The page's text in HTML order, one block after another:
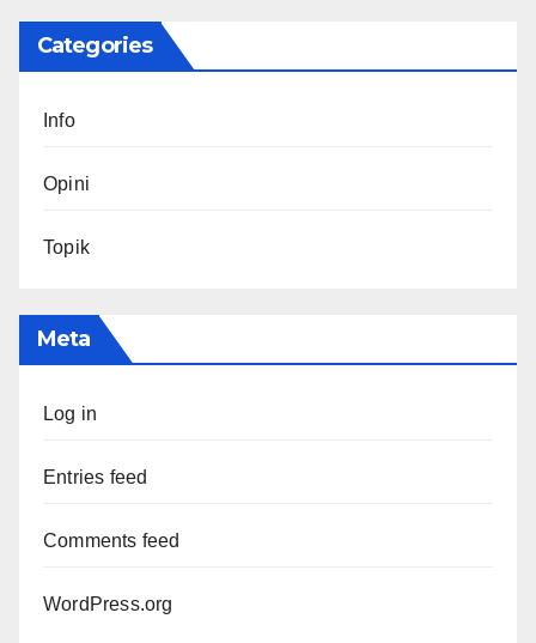
Categories
Info
Opini
Topik
Meta
Log in
Entries feed
Comments feed
WordPress.org